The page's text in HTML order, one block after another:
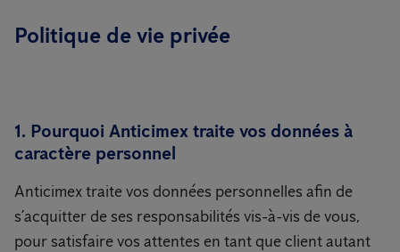
Politique de vie privée
1. Pourquoi Anticimex traite vos données à
caractère personnel
Anticimex traite vos données personnelles afin de
s’acquitter de ses responsabilités vis-à-vis de vous,
pour satisfaire vos attentes en tant que client autant